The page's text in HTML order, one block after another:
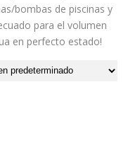
bombas de piscinas y
para el volumen
en perfecto estado!